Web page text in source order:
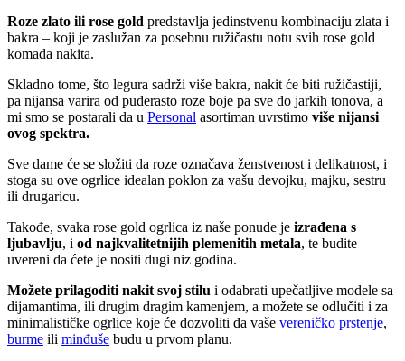
Roze zlato ili rose gold predstavlja jedinstvenu kombinaciju zlata i
bakra – koji je zaslužan za posebnu ružičastu notu svih rose gold
komada nakita.
Skladno tome, što legura sadrži više bakra, nakit će biti ružičastiji,
pa nijansa varira od puderasto roze boje pa sve do jarkih tonova, a
mi smo se postarali da u Personal asortiman uvrstimo više nijansi
ovog spektra.
Sve dame će se složiti da roze označava ženstvenost i delikatnost, i
stoga su ove ogrlice idealan poklon za vašu devojku, majku, sestru
ili drugaricu.
Takođe, svaka rose gold ogrlica iz naše ponude je izrađena s
ljubavlju, i od najkvalitetnijih plemenitih metala, te budite
uvereni da ćete je nositi dugi niz godina.
Možete prilagoditi nakit svoj stilu i odabrati upečatljive modele sa
dijamantima, ili drugim dragim kamenjem, a možete se odlučiti i za
minimalističke ogrlice koje će dozvoliti da vaše vereničko prstenje,
burme ili minđuše budu u prvom planu.